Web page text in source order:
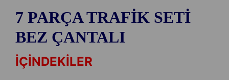
7 PARÇA TRAFİK SETİ
BEZ ÇANTALI
İÇİNDEKİLER